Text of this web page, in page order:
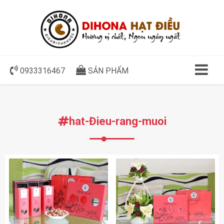
0933316467 SẢN PHẨM
hat-Đieu-rang-muoi